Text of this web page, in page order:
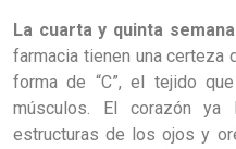
La cuarta y quinta
farmacia tienen una certeza
forma de “C”, el tejido
músculos. El corazón
estructuras de los ojos y